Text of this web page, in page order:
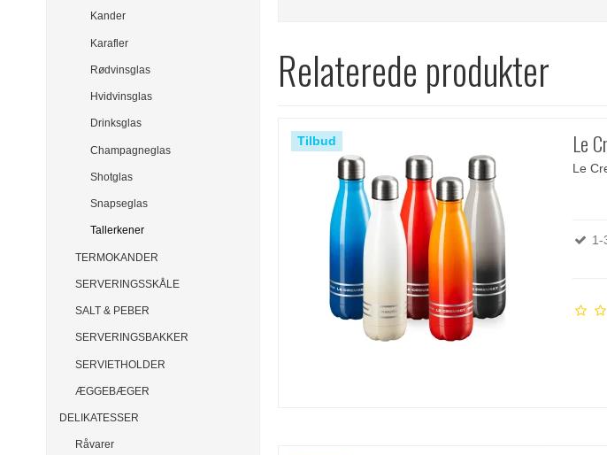
Kander
Karafler
Rødvinsglas
Hvidvinsglas
Drinksglas
Champagneglas
Shotglas
Snapseglas
Tallerkener
TERMOKANDER
SERVERINGSSKÅLE
SALT & PEBER
SERVERINGSBAKKER
SERVIETHOLDER
ÆGGEBÆGER
DELIKATESSER
Råvarer
Relaterede produkter
Tilbud Le
Le
1-